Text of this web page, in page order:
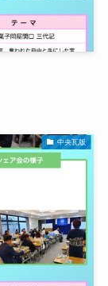
中央瓦版